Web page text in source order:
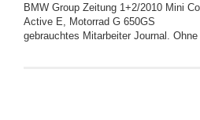
BMW Group Zeitung 1+2/2010 Mini
Active E, Motorrad G 650GS
gebrauchtes Mitarbeiter Journal. Ohne